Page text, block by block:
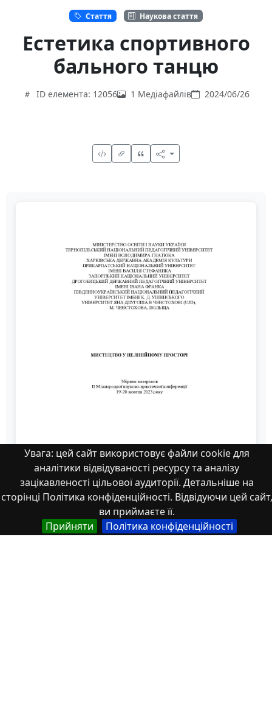
Увага: цей сайт використовує файли cookie для
аналітики відвідуваності ресурсу та аналізу
зацікавленості цільової аудиторії. Детальніше на
сторінці Політика конфіденційності. Відвідуючи цей сайт,
ви приймаєте її.
Прийняти
Політика конфіденційності
Стаття Наукова стаття
Естетика спортивного
бального танцю
ID елемента: 12056 1 Медіафайлів 2024/06/26
Горголь В.П. Естетика_2023